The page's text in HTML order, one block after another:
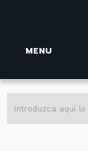
MENU